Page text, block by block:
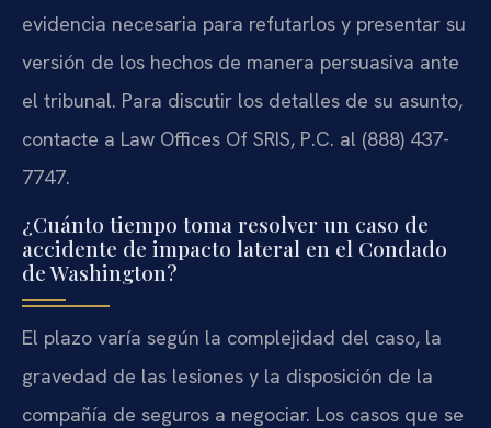
evidencia necesaria para refutarlos y presentar su
versión de los hechos de manera persuasiva ante
el tribunal. Para discutir los detalles de su asunto,
contacte a Law Offices Of SRIS, P.C. al (888) 437-
7747.
¿Cuánto tiempo toma resolver un caso de
accidente de impacto lateral en el Condado
de Washington?
El plazo varía según la complejidad del caso, la
gravedad de las lesiones y la disposición de la
compañía de seguros a negociar. Los casos que se